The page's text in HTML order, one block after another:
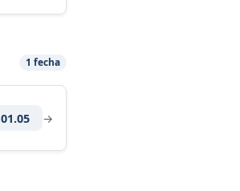
1 fecha
01.05 →